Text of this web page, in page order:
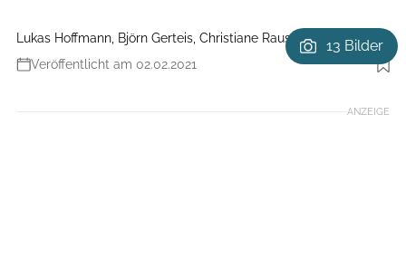
Lukas Hoffmann, Björn Gerteis, Christiane Rauscher
Veröffentlicht am 02.02.2021
Foto: Markus Greber
13 Bilder
ANZEIGE